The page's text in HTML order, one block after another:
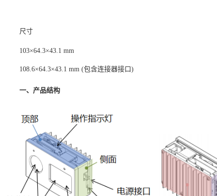
尺寸
103×64.3×43.1 mm
108.6×64.3×43.1 mm (包含连接器接口)
一、产品结构